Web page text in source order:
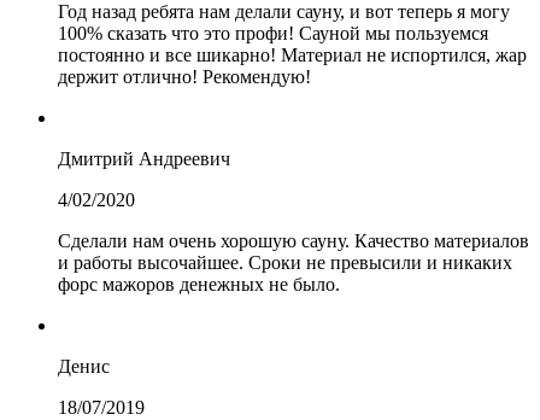
Год назад ребята нам делали сауну, и вот теперь я могу
100% сказать что это профи! Сауной мы пользуемся
постоянно и все шикарно! Материал не испортился, жар
держит отлично! Рекомендую!
Дмитрий Андреевич
4/02/2020
Сделали нам очень хорошую сауну. Качество материалов
и работы высочайшее. Сроки не превысили и никаких
форс мажоров денежных не было.
Денис
18/07/2019